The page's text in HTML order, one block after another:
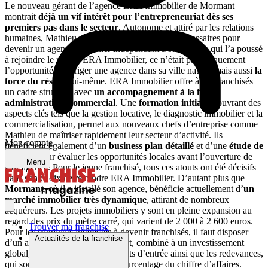
Mon compte
Menu
Trouver ma franchise
Actualités de la franchise
Le nouveau gérant de l’agence ERA Immobilier de Mormant
montrait déjà un vif intérêt pour l’entrepreneuriat dès ses
premiers pas dans le secteur. Autonome et attiré par les relations
humaines, Mathieu disposait déjà des qualités nécessaires pour
devenir un agent immobilier indépendant à succès. Ce qui l’a poussé
à rejoindre le réseau ERA Immobilier, ce n’était pas uniquement
l’opportunité de diriger une agence dans sa ville natale, mais aussi la
force du réseau
lui-même. ERA Immobilier offre à ses franchisés
un cadre structuré avec un accompagnement à la fois
administratif et commercial. Une formation initiale
, couvrant des
aspects clés tels que la gestion locative, le diagnostic immobilier et la
commercialisation, permet aux nouveaux chefs d’entreprise comme
Mathieu de maîtriser rapidement leur secteur d’activité. Ils
bénéficient également d’un business plan détaillé et d’une étude de
marché
pour évaluer les opportunités locales avant l’ouverture de
leur agence. Pour le jeune franchisé, tous ces atouts ont été décisifs
dans son choix de rejoindre ERA Immobilier. D’autant plus que
Mormant, où il a installé son agence, bénéficie actuellement d’un
marché immobilier très dynamique, attirant de nombreux
acquéreurs. Les projets immobiliers y sont en pleine expansion au
regard des prix du mètre carré, qui varient de 2 000 à 2 600 euros.
Pour les candidats intéressés à devenir franchisés, il faut disposer
d’un apport personnel. Cet apport, combiné à un investissement
global, permet de couvrir les droits d’entrée ainsi que les redevances,
qui sont souvent calculées en pourcentage du chiffre d’affaires.